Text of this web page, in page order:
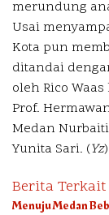
merundung
Usai
Kota pun
ditandai
oleh Rico
Prof.
Medan
Yunita Sari. (Yz)
Berita Terkait
Menuju Medan